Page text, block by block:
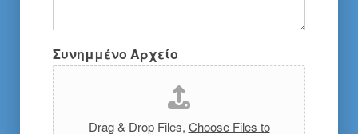
Συνημμένο Αρχείο
Drag & Drop Files, Choose Files to